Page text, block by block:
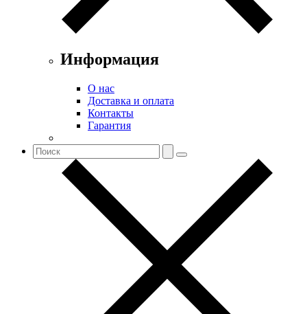
Информация
О нас
Доставка и оплата
Контакты
Гарантия